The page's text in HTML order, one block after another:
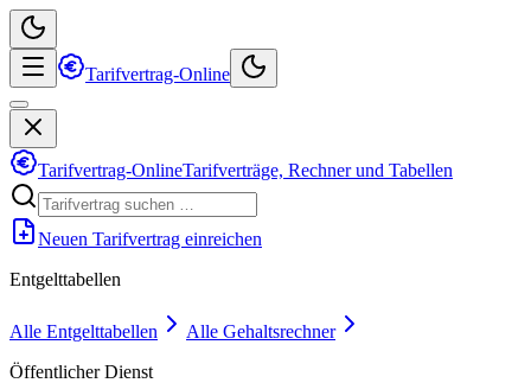
Tarifvertrag-Online
Tarifvertrag-OnlineTarifverträge, Rechner und Tabellen
Neuen Tarifvertrag einreichen
Entgelttabellen
Alle Entgelttabellen
Alle Gehaltsrechner
Öffentlicher Dienst